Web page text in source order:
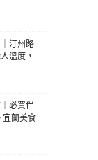
汀州路
溫度，
必買伴
宜蘭美食